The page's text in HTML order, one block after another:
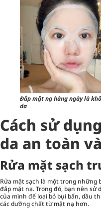
Đắp mặt nạ hàng ngày là
da
Cách sử
da an toàn
Rửa mặt sạch
Rửa mặt sạch là một trong
đắp mặt nạ. Trong đó, bạn nên sử
của mình để loại bỏ bụi bẩn, dầu
các dưỡng chất từ mặt nạ hơn.